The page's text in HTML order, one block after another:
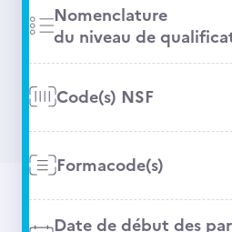
Nomenclature
du niveau de
Code(s) NSF
Formacode(s)
Date de début des